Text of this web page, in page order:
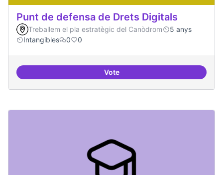
Punt de defensa de Drets Digitals
Treballem el pla estratègic del Canòdrom
5 anys
Intangibles
0 0
VotePunt de defensa de Drets Digitals